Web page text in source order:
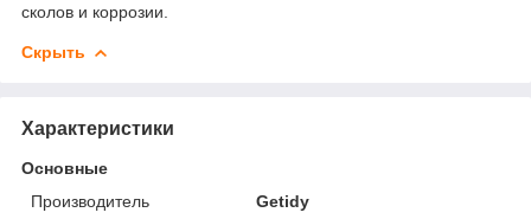
сколов и коррозии.
Скрыть
Характеристики
Основные
Производитель
Getidy